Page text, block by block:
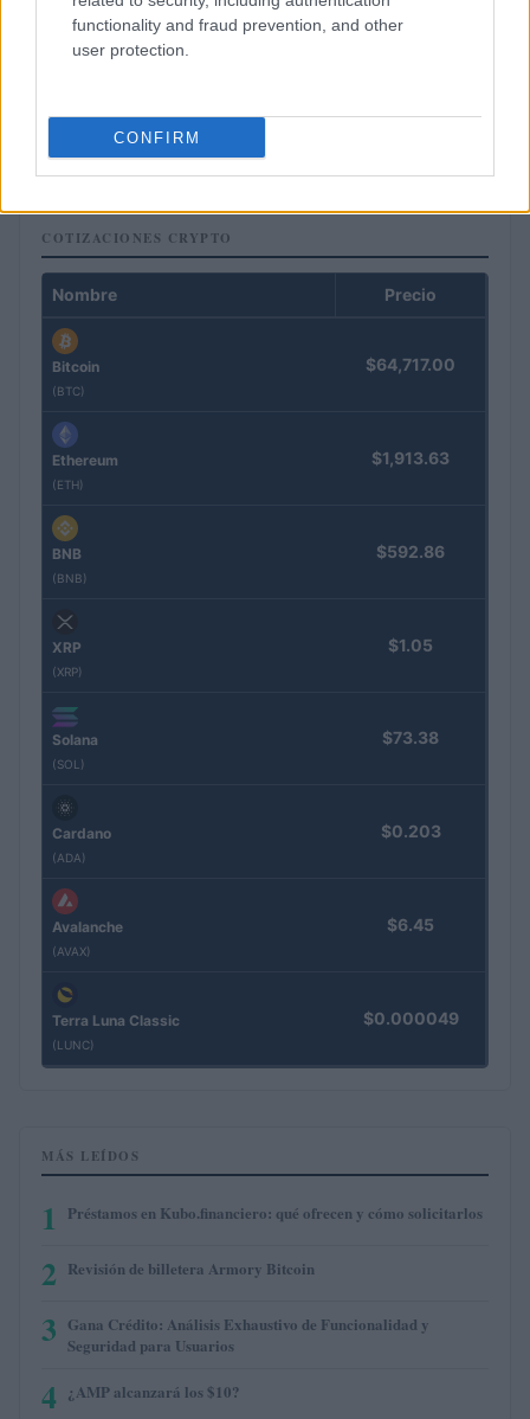
functionality and fraud prevention, and other
user protection.
CONFIRM
normativa cripto europea
Diego Martín · 6 Ago 2026
COTIZACIONES CRYPTO
Nombre Precio
Bitcoin
(BTC)
$64,717.00
Ethereum
(ETH)
$1,913.63
BNB
(BNB)
$592.86
XRP
(XRP)
$1.05
Solana
(SOL)
$73.38
Cardano
(ADA)
$0.203
Avalanche
(AVAX)
$6.45
Terra Luna Classic
(LUNC)
$0.000049
MÁS LEÍDOS
1 Préstamos en Kubo.financiero: qué ofrecen y cómo solicitarlos
2 Revisión de billetera Armory Bitcoin
3 Gana Crédito: Análisis Exhaustivo de Funcionalidad y
Seguridad para Usuarios
4 ¿AMP alcanzará los $10?